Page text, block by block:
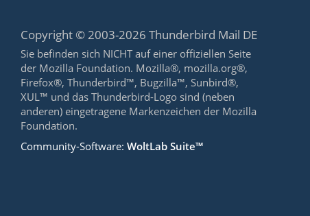
Copyright © 2003-2026 Thunderbird Mail DE
Sie befinden sich NICHT auf einer offiziellen Seite
der Mozilla Foundation. Mozilla®, mozilla.org®,
Firefox®, Thunderbird™, Bugzilla™, Sunbird®,
XUL™ und das Thunderbird-Logo sind (neben
anderen) eingetragene Markenzeichen der Mozilla
Foundation.
Community-Software:WoltLab Suite™